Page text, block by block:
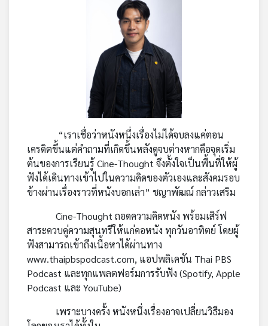
“เราเชื่อว่าหนังหนึ่งเรื่องไม่ได้จบลงแค่ตอน
เครดิตขึ้นแต่คำถามที่เกิดขึ้นหลังดูจบต่างหากคือจุดเริ่ม
ต้นของการเรียนรู้ Cine-Thought จึงตั้งใจเป็นพื้นที่ให้ผู้
ฟังได้เดินทางเข้าไปในความคิดของตัวเองและสังคมรอบ
ข้างผ่านเรื่องราวที่หนังบอกเล่า” ชญาพัฒณ์ กล่าวเสริม
Cine-Thought ถอดความคิดหนัง พร้อมเสิร์ฟ
สาระควบคู่ความสุนทรีให้แก่คอหนัง ทุกวันอาทิตย์ โดยผู้
ฟังสามารถเข้าถึงเนื้อหาได้ผ่านทาง
www.thaipbspodcast.com, แอปพลิเคชัน Thai PBS
Podcast และทุกแพลตฟอร์มการรับฟัง (Spotify, Apple
Podcast และ YouTube)
เพราะบางครั้ง หนังหนึ่งเรื่องอาจเปลี่ยนวิธีมอง